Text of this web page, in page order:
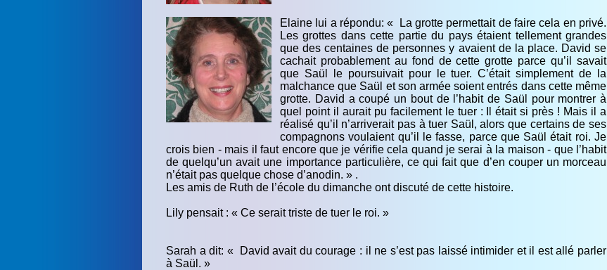
Elaine lui a répondu: « La grotte permettait de faire cela en privé.
Les grottes dans cette partie du pays étaient tellement grandes
que des centaines de personnes y avaient de la place. David se
cachait probablement au fond de cette grotte parce qu’il savait
que Saül le poursuivait pour le tuer. C’était simplement de la
malchance que Saül et son armée soient entrés dans cette même
grotte. David a coupé un bout de l’habit de Saül pour montrer à
quel point il aurait pu facilement le tuer : Il était si près ! Mais il a
réalisé qu’il n’arriverait pas à tuer Saül, alors que certains de ses
compagnons voulaient qu’il le fasse, parce que Saül était roi. Je
crois bien - mais il faut encore que je vérifie cela quand je serai à la maison - que l’habit
de quelqu’un avait une importance particulière, ce qui fait que d’en couper un morceau
n’était pas quelque chose d’anodin. » .
Les amis de Ruth de l’école du dimanche ont discuté de cette histoire.
Lily pensait : « Ce serait triste de tuer le roi. »
Sarah a dit: « David avait du courage : il ne s’est pas laissé intimider et il est allé parler
à Saül. »